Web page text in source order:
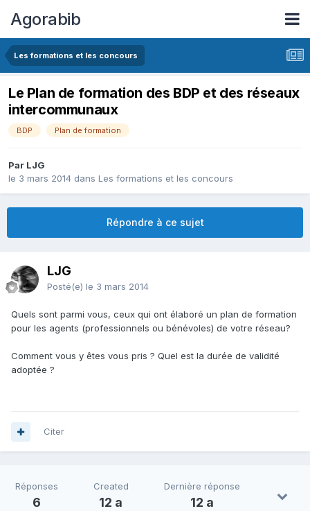
Agorabib
Les formations et les concours
Le Plan de formation des BDP et des réseaux
intercommunaux
BDP Plan de formation
Par LJG
le 3 mars 2014 dans Les formations et les concours
Répondre à ce sujet
LJG
Posté(e) le 3 mars 2014
Quels sont parmi vous, ceux qui ont élaboré un plan de formation
pour les agents (professionnels ou bénévoles) de votre réseau?
Comment vous y êtes vous pris ? Quel est la durée de validité
adoptée ?
Citer
Réponses
6
Created
12 a
Dernière réponse
12 a